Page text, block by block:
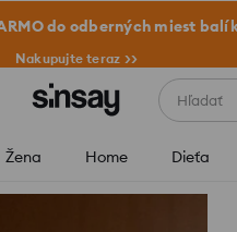
do odberných miest
Nakupujte teraz >>
Hľadať
Žena Home Dieťa